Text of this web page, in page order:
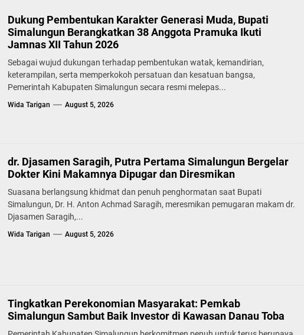
Dukung Pembentukan Karakter Generasi Muda, Bupati
Simalungun Berangkatkan 38 Anggota Pramuka Ikuti
Jamnas XII Tahun 2026
Sebagai wujud dukungan terhadap pembentukan watak, kemandirian,
keterampilan, serta memperkokoh persatuan dan kesatuan bangsa,
Pemerintah Kabupaten Simalungun secara resmi melepas...
Wida Tarigan August 5, 2026
dr. Djasamen Saragih, Putra Pertama Simalungun Bergelar
Dokter Kini Makamnya Dipugar dan Diresmikan
Suasana berlangsung khidmat dan penuh penghormatan saat Bupati
Simalungun, Dr. H. Anton Achmad Saragih, meresmikan pemugaran makam dr.
Djasamen Saragih,...
Wida Tarigan August 5, 2026
Tingkatkan Perekonomian Masyarakat: Pemkab
Simalungun Sambut Baik Investor di Kawasan Danau Toba